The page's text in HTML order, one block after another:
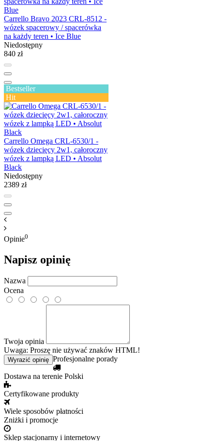
Carrello Bravo 2023 CRL-8512 -
wózek spacerowy / spacerówka
na każdy teren • Ice Blue
Niedostępny
840 zł
Bestseller
Hit
Carrello Omega CRL-6530/1 -
wózek dziecięcy 2w1, całoroczny
wózek z lampką LED • Absolut
Black
Niedostępny
2389 zł
Opinie0
Napisz opinię
Nazwa
Ocena
Twoja opinia
Uwaga: Proszę nie używać znaków HTML!
Wyrazić opinię Profesjonalne porady
Dostawa na terenie Polski
Certyfikowane produkty
Wiele sposobów płatności
Zniżki i promocje
Sklep stacjonarny i internetowy